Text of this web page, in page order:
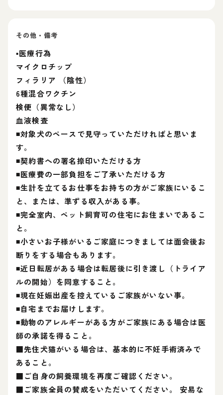
その他・備考
▪️医療行為
マイクロチップ
フィラリア （陰性）
6種混合ワクチン
検便（異常なし）
血液検査
◾対象犬のペースで見守っていただければと思いま
す。
◾契約書への署名捺印いただける方
◾医療費の一部負担をご了承いただける方
◾生計を立てるお仕事をお持ちの方がご家族にいるこ
と、または、準ずる収入がある事。
◾完全室内、ペット飼育可の住宅にお住まいであるこ
と。
◾️小さいお子様がいるご家庭につきましては面会後お
断りをする場合もあります。
◾近日転居がある場合は転居後に引き渡し（トライア
ルの開始）を同意すること。
◾現在妊娠出産を控えているご家族がいない事。
◾自宅までお届けします。
◾動物のアレルギーがある方がご家族にある場合は医
師の承諾を得ること。
■先住犬猫がいる場合は、基本的に不妊手術済みで
あること。
■ご自身の飼養環境を再度ご確認ください。
■ご家族全員の賛成をいただいてください。 安易な